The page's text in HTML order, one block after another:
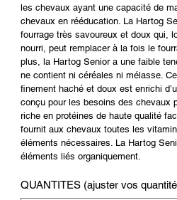
les chevaux ayant une capacité de
chevaux en rééducation. La Hartog
fourrage très savoureux et doux qui,
nourri, peut remplacer à la fois le
plus, la Hartog Senior a une faible
ne contient ni céréales ni mélasse.
finement haché et doux est enrichi
conçu pour les besoins des chevaux
riche en protéines de haute qualité
fournit aux chevaux toutes les
éléments nécessaires. La Hartog
éléments liés organiquement.
QUANTITES (ajuster vos